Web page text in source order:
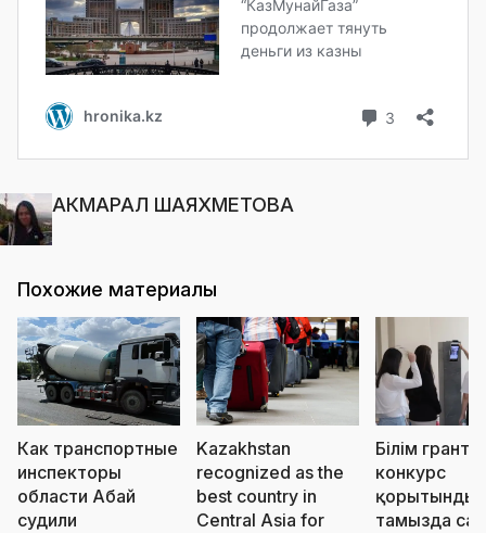
АКМАРАЛ ШАЯХМЕТОВА
Похожие материалы
Как транспортные
инспекторы
области Абай
судили
Kazakhstan
recognized as the
best country in
Central Asia for
Білім
конкурс
тамызда